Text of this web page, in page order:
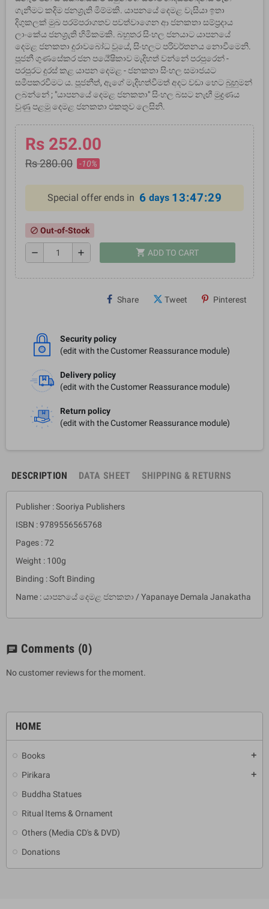
HOME
Books add
Pirikara add
Buddha Statues
Ritual Items & Ornament
Others (Media CD's & DVD)
Donations
ගැනීමට කදිම ජනශ්‍රැති මිම්මකි. යාපනයේ දෙමළ වැසියා ඉතා
දිගුකලක් මුඛ පරම්පරාගතව පවත්වාගෙන ආ ජනකතා සම්ප්‍රදාය
ලාංකේය ජනශ්‍රැති හිමිකමකි. බහුතර සිංහල ජනයාට යාපනයේ
දෙමළ ජනකතා දුරාවබෝධ වූයේ, සිංහලට පරිවර්තනය නොවීමෙනි.
පූජනී ගුණසේකර ජන පර්‍යේෂිකාව මැදිහත් වන්නේ පරපුරෙන් -
පරපුරට දුරස් කළ යාපන දෙමළ - ජනකතා සිංහල සමාජයට
සමීපකරවීමට ය. පූජනීත්, ඇගේ මැදිහත්වීමත් අදට වඩා හෙට බුහුමන්
ලබන්නේ ; "යාපනයේ දෙමළ ජනකතා" සිංහල බසට නැඟී මුද්‍රණය
වුණු පළමු දෙමළ ජනකතා එකතුව ලෙසිනි.
Rs 252.00
Rs 280.00 -10%
Special offer ends in 6 days 13:47:29
block Out-of-Stock
remove add shopping_cart ADD TO CART
Share Tweet Pinterest
Security policy
(edit with the Customer Reassurance module)
Delivery policy
(edit with the Customer Reassurance module)
Return policy
(edit with the Customer Reassurance module)
DESCRIPTION DATA SHEET SHIPPING & RETURNS
Publisher : Sooriya Publishers
ISBN : 9789556565768
Pages : 72
Weight : 100g
Binding : Soft Binding
Name : යාපනයේ දෙමළ ජනකතා / Yapanaye Demala Janakatha
chat Comments (0)
No customer reviews for the moment.